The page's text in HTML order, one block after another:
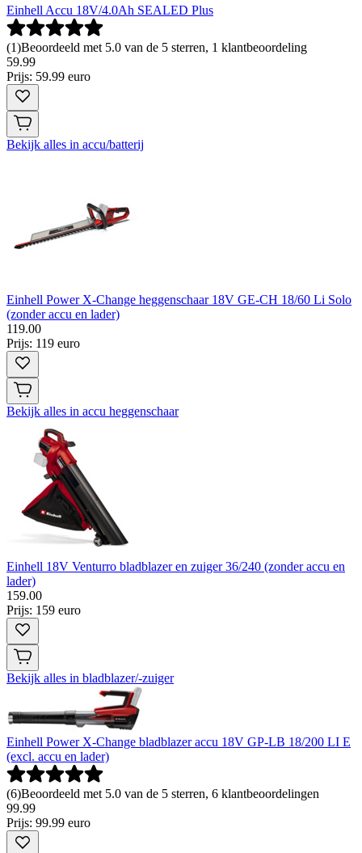
Einhell Accu 18V/4.0Ah SEALED Plus
(1)Beoordeeld met 5.0 van de 5 sterren, 1 klantbeoordeling
59.99
Prijs: 59.99 euro
Bekijk alles in accu/batterij
Einhell Power X-Change heggenschaar 18V GE-CH 18/60 Li Solo
(zonder accu en lader)
119.00
Prijs: 119 euro
Bekijk alles in accu heggenschaar
Einhell 18V Venturro bladblazer en zuiger 36/240 (zonder accu en
lader)
159.00
Prijs: 159 euro
Bekijk alles in bladblazer/-zuiger
Einhell Power X-Change bladblazer accu 18V GP-LB 18/200 LI E
(excl. accu en lader)
(6)Beoordeeld met 5.0 van de 5 sterren, 6 klantbeoordelingen
99.99
Prijs: 99.99 euro